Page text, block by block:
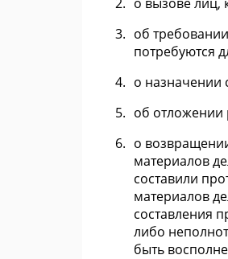
об
потребуются
о назначении
об отложении
о
материалов
составили
материалов
составления
либо
быть